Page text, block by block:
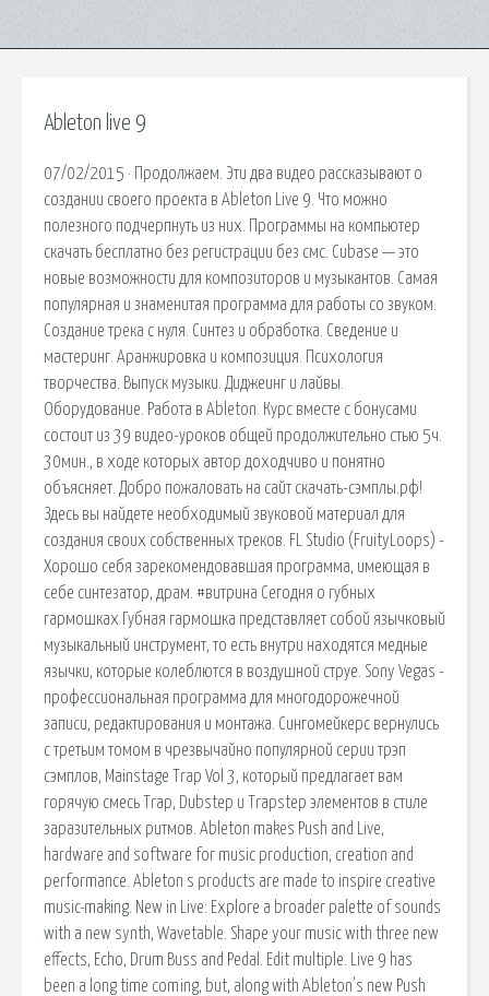
Ableton live 9
07/02/2015 · Продолжаем. Эти два видео рассказывают о
создании своего проекта в Ableton Live 9. Что можно
полезного подчерпнуть из них. Программы на компьютер
скачать бесплатно без регистрации без смс. Cubase — это
новые возможности для композиторов и музыкантов. Самая
популярная и знаменитая программа для работы со звуком.
Создание трека с нуля. Синтез и обработка. Сведение и
мастеринг. Аранжировка и композиция. Психология
творчества. Выпуск музыки. Диджеинг и лайвы.
Оборудование. Работа в Ableton. Курс вместе с бонусами
состоит из 39 видео-уроков общей продолжительно стью 5ч.
30мин., в ходе которых автор доходчиво и понятно
объясняет. Добро пожаловать на сайт скачать-сэмплы.рф!
Здесь вы найдете необходимый звуковой материал для
создания своих собственных треков. FL Studio (FruityLoops) -
Хорошо себя зарекомендовавшая программа, имеющая в
себе синтезатор, драм. #витрина Сегодня о губных
гармошках Губная гармошка представляет собой язычковый
музыкальный инструмент, то есть внутри находятся медные
язычки, которые колеблются в воздушной струе. Sony Vegas -
профессиональная программа для многодорожечной
записи, редактирования и монтажа. Сингомейкерс вернулись
с третьим томом в чрезвычайно популярной серии трэп
сэмплов, Mainstage Trap Vol 3, который предлагает вам
горячую смесь Trap, Dubstep и Trapstep элементов в стиле
заразительных ритмов. Ableton makes Push and Live,
hardware and software for music production, creation and
performance. Ableton s products are made to inspire creative
music-making. New in Live: Explore a broader palette of sounds
with a new synth, Wavetable. Shape your music with three new
effects, Echo, Drum Buss and Pedal. Edit multiple. Live 9 has
been a long time coming, but, along with Ableton’s new Push